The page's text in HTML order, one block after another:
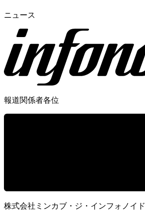
ニュース
報道関係者各位
株式会社ミンカブ・ジ・インフォノイド